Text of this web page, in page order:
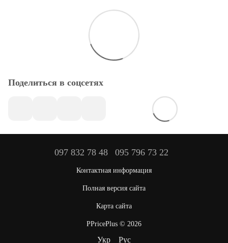
Поделиться в соцсетях
097 832 78 48 095 796 73 22
Контактная информация
Полная версия сайта
Карта сайта
PPricePlus © 2026
Укр Рус